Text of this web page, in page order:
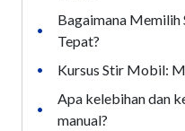
•
Bagaimana Memilih
Tepat?
• Kursus Stir Mobil:
•
Apa kelebihan dan
manual?